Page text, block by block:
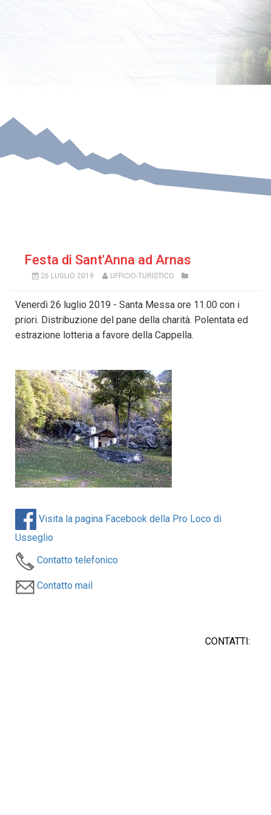
Festa di Sant'Anna ad Arnas
26 LUGLIO 2019 UFFICIO-TURISTICO
Venerdì 26 luglio 2019 - Santa Messa ore 11.00 con i
priori. Distribuzione del pane della charità. Polentata ed
estrazione lotteria a favore della Cappella.
Visita la pagina Facebook della Pro Loco di
Usseglio
Contatto telefonico
Contatto mail
CONTATTI: